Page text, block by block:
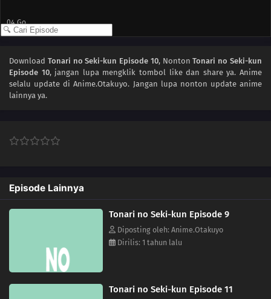
04 Go
02 Shogi
Download Tonari no Seki-kun Episode 10, NontonTonari no Seki-kun
Episode 10, jangan lupa mengklik tombol like dan share ya. Anime
selalu update di Anime.Otakuyo. Jangan lupa nonton update anime
lainnya ya.
Episode Lainnya
Tonari no Seki-kun Episode 9
Diposting oleh: Anime.Otakuyo
Dirilis: 1 tahun lalu
Tonari no Seki-kun Episode 11